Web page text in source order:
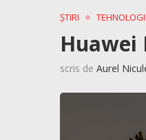
ȘTIRI
Huawei
scris de Aurel